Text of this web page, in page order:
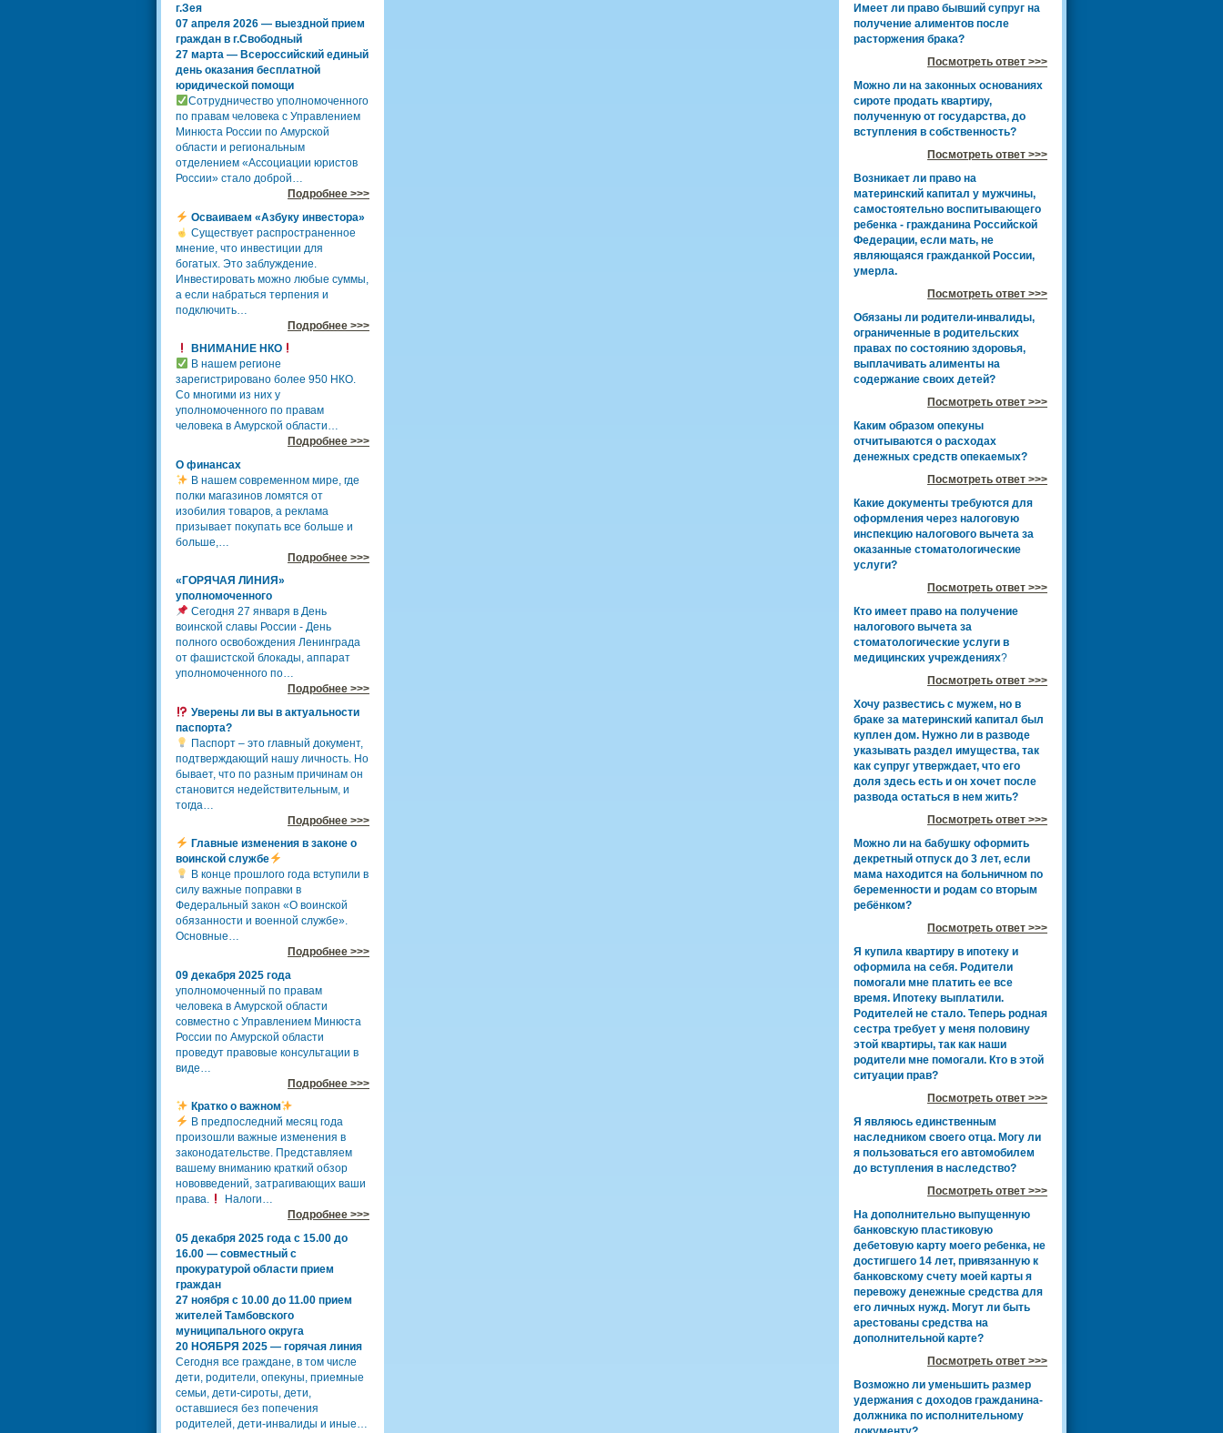
г.Зея
07 апреля 2026 — выездной прием
граждан в г.Свободный
27 марта — Всероссийский единый
день оказания бесплатной
юридической помощи
Сотрудничество уполномоченного
по правам человека с Управлением
Минюста России по Амурской
области и региональным
отделением «Ассоциации юристов
России» стало доброй…
Подробнее >>>
Осваиваем «Азбуку инвестора»
Существует распространенное
мнение, что инвестиции для
богатых. Это заблуждение.
Инвестировать можно любые суммы,
а если набраться терпения и
подключить…
Подробнее >>>
ВНИМАНИЕ НКО
В нашем регионе
зарегистрировано более 950 НКО.
Со многими из них у
уполномоченного по правам
человека в Амурской области…
Подробнее >>>
О финансах
В нашем современном мире, где
полки магазинов ломятся от
изобилия товаров, а реклама
призывает покупать все больше и
больше,…
Подробнее >>>
«ГОРЯЧАЯ ЛИНИЯ»
уполномоченного
Сегодня 27 января в День
воинской славы России - День
полного освобождения Ленинграда
от фашистской блокады, аппарат
уполномоченного по…
Подробнее >>>
Уверены ли вы в актуальности
паспорта?
Паспорт – это главный документ,
подтверждающий нашу личность. Но
бывает, что по разным причинам он
становится недействительным, и
тогда…
Подробнее >>>
Главные изменения в законе о
воинской службе
В конце прошлого года вступили в
силу важные поправки в
Федеральный закон «О воинской
обязанности и военной службе».
Основные…
Подробнее >>>
09 декабря 2025 года
уполномоченный по правам
человека в Амурской области
совместно с Управлением Минюста
России по Амурской области
проведут правовые консультации в
виде…
Подробнее >>>
Кратко о важном
В предпоследний месяц года
произошли важные изменения в
законодательстве. Представляем
вашему вниманию краткий обзор
нововведений, затрагивающих ваши
права.
Налоги…
Подробнее >>>
05 декабря 2025 года с 15.00 до
16.00 — совместный с
прокуратурой области прием
граждан
27 ноября с 10.00 до 11.00 прием
жителей Тамбовского
муниципального округа
20 НОЯБРЯ 2025 — горячая линия
Сегодня все граждане, в том числе
дети, родители, опекуны, приемные
семьи, дети-сироты, дети,
оставшиеся без попечения
родителей, дети-инвалиды и иные…
Имеет ли право бывший супруг на
получение алиментов после
расторжения брака?
Посмотреть ответ >>>
Можно ли на законных основаниях
сироте продать квартиру,
полученную от государства, до
вступления в собственность?
Посмотреть ответ >>>
Возникает ли право на
материнский капитал у мужчины,
самостоятельно воспитывающего
ребенка - гражданина Российской
Федерации, если мать, не
являющаяся гражданкой России,
умерла.
Посмотреть ответ >>>
Обязаны ли родители-инвалиды,
ограниченные в родительских
правах по состоянию здоровья,
выплачивать алименты на
содержание своих детей?
Посмотреть ответ >>>
Каким образом опекуны
отчитываются о расходах
денежных средств опекаемых?
Посмотреть ответ >>>
Какие документы требуются для
оформления через налоговую
инспекцию налогового вычета за
оказанные стоматологические
услуги?
Посмотреть ответ >>>
Кто имеет право на получение
налогового вычета за
стоматологические услуги в
медицинских учреждениях?
Посмотреть ответ >>>
Хочу развестись с мужем, но в
браке за материнский капитал был
куплен дом. Нужно ли в разводе
указывать раздел имущества, так
как супруг утверждает, что его
доля здесь есть и он хочет после
развода остаться в нем жить?
Посмотреть ответ >>>
Можно ли на бабушку оформить
декретный отпуск до 3 лет, если
мама находится на больничном по
беременности и родам со вторым
ребёнком?
Посмотреть ответ >>>
Я купила квартиру в ипотеку и
оформила на себя. Родители
помогали мне платить ее все
время. Ипотеку выплатили.
Родителей не стало. Теперь родная
сестра требует у меня половину
этой квартиры, так как наши
родители мне помогали. Кто в этой
ситуации прав?
Посмотреть ответ >>>
Я являюсь единственным
наследником своего отца. Могу ли
я пользоваться его автомобилем
до вступления в наследство?
Посмотреть ответ >>>
На дополнительно выпущенную
банковскую пластиковую
дебетовую карту моего ребенка, не
достигшего 14 лет, привязанную к
банковскому счету моей карты я
перевожу денежные средства для
его личных нужд. Могут ли быть
арестованы средства на
дополнительной карте?
Посмотреть ответ >>>
Возможно ли уменьшить размер
удержания с доходов гражданина-
должника по исполнительному